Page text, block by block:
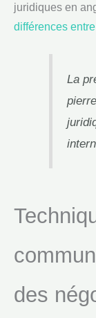
juridiques en
différences
La
des